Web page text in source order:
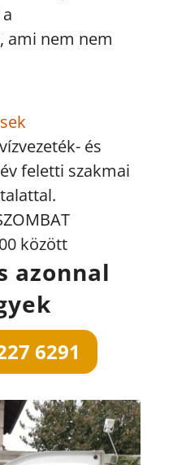
ami nem nem
és
feletti szakmai
között
azonnal
6291